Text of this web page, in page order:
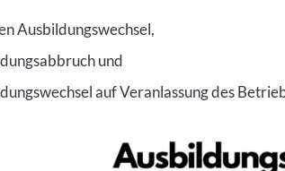
Ausbildungswechsel,
und
auf Veranlassung des